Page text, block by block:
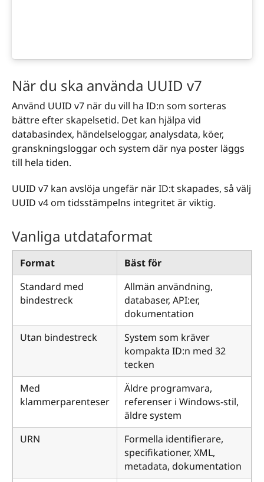
När du ska använda UUID v7
Använd UUID v7 när du vill ha ID:n som sorteras
bättre efter skapelsetid. Det kan hjälpa vid
databasindex, händelseloggar, analysdata, köer,
granskningsloggar och system där nya poster läggs
till hela tiden.
UUID v7 kan avslöja ungefär när ID:t skapades, så välj
UUID v4 om tidsstämpelns integritet är viktig.
Vanliga utdataformat
Format
Bäst för
Standard med
bindestreck
Allmän användning,
databaser, API:er,
dokumentation
Utan bindestreck
System som kräver
kompakta ID:n med 32
tecken
Med
klammerparenteser
Äldre programvara,
referenser i Windows-stil,
äldre system
URN
Formella identifierare,
specifikationer, XML,
metadata, dokumentation